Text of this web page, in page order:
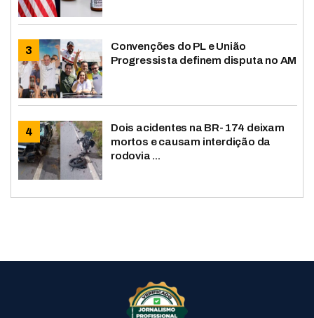
Convenções do PL e União
Progressista definem disputa no AM
Dois acidentes na BR-174 deixam
mortos e causam interdição da
rodovia ...